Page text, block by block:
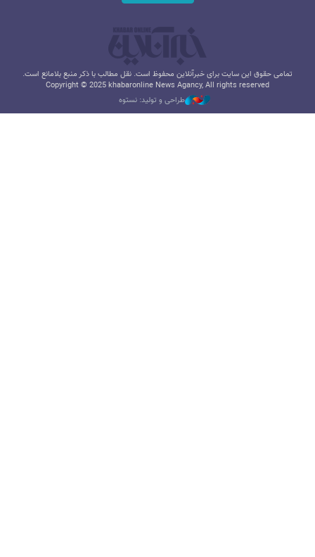
تمامی حقوق این سایت برای خبرآنلاین محفوظ است. نقل مطالب با ذکر منبع بلامانع است.
Copyright © 2025 khabaronline News Agancy, All rights reserved
طراحی و تولید: نستوه